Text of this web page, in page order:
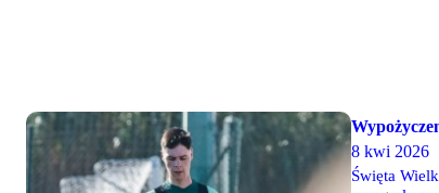
8 kwi 2026
Święta